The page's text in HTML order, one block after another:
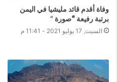
وفاة أقدم قائد مليشيا في اليمن
برتبة رفيعة “ًصورة “
السبت, 17 يوليو 2021 - 11:41 م